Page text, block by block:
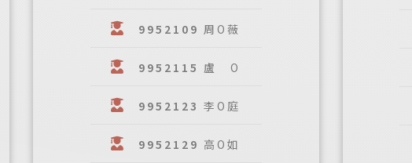
9952109 周O薇
9952115 盧 O
9952123 李O庭
9952129 高O如